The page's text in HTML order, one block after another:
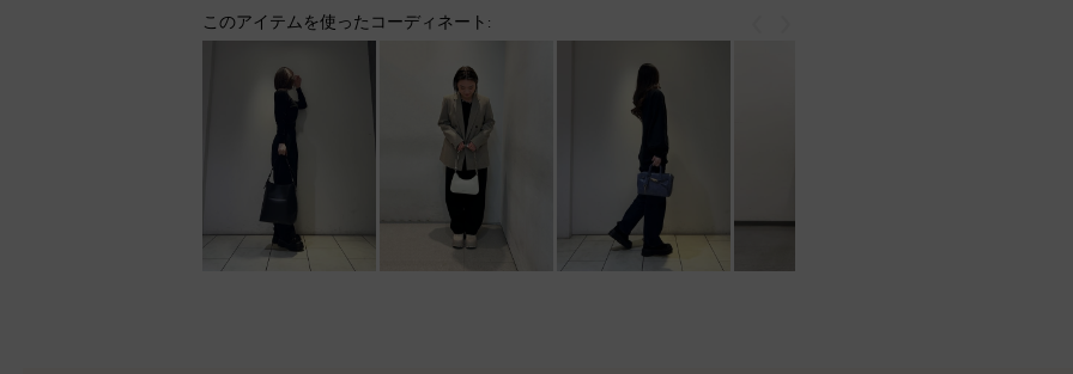
このアイテムを使ったコーディネート: